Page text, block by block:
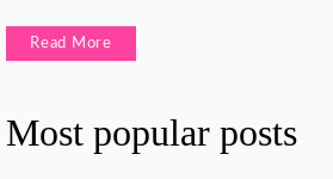
Read More
Most popular posts